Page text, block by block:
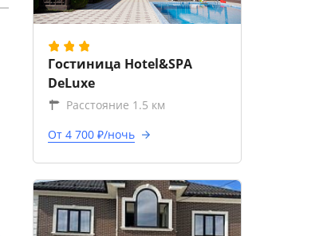
Гостиница Hotel&SPA
DeLuxe
Расстояние 1.5 км
От 4 700 ₽/ночь